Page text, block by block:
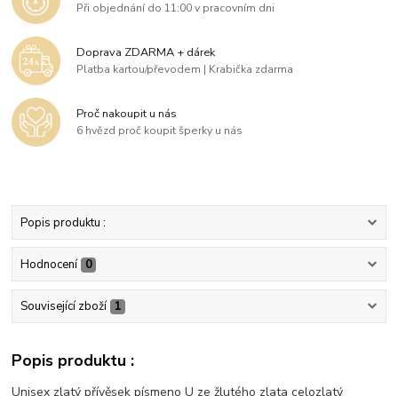
Při objednání do 11:00 v pracovním dni
Doprava ZDARMA + dárek
Platba kartou/převodem | Krabička zdarma
Proč nakoupit u nás
6 hvězd proč koupit šperky u nás
Popis produktu :
Hodnocení 0
Související zboží 1
Popis produktu :
Unisex zlatý přívěsek písmeno U ze žlutého zlata celozlatý